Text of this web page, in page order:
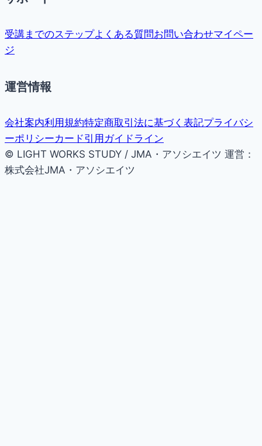
受講までのステップよくある質問お問い合わせマイペー
ジ
運営情報
会社案内利用規約特定商取引法に基づく表記プライバシ
ーポリシーカード引用ガイドライン
© LIGHT WORKS STUDY / JMA・アソシエイツ 運営：
株式会社JMA・アソシエイツ